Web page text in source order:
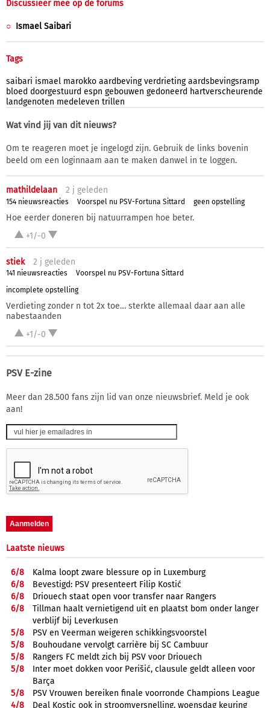
Discussieer mee op de forums
Ismael Saibari
Tags
saibari ismael marokko aardbeving verdrieting aardsbevingsramp
bloed doorgestuurd espn gebouwen gedoneerd hartverscheurende
landgenoten medeleven trillen
Wat vind jij van dit nieuws?
Om te reageren moet je ingelogd zijn. Gebruik de links bovenin
beeld om een loginnaam aan te maken danwel in te loggen.
mathildelaan 2 j geleden
154 nieuwsreacties Voorspel nu PSV-Fortuna Sittard geen opstelling
Hoe eerder doneren bij natuurrampen hoe beter.
+1/-0
stiek 2 j geleden
141 nieuwsreacties
Voorspel nu PSV-Fortuna Sittard
incomplete opstelling
Verdieting zonder n tot 2x toe… sterkte allemaal daar aan alle
nabestaanden
+1/-0
PSV E-zine
Meer dan 28.500 fans zijn lid van onze nieuwsbrief. Meld je ook
aan!
Laatste nieuws
6/8
Kalma loopt zware blessure op in Luxemburg
6/8
Bevestigd: PSV presenteert Filip Kostić
6/8
Driouech staat open voor transfer naar Rangers
6/8
Tillman haalt vernietigend uit en plaatst bom onder langer
verblijf bij Leverkusen
5/8
PSV en Veerman weigeren schikkingsvoorstel
5/8
Bouhoudane vervolgt carrière bij SC Cambuur
5/8
Rangers FC meldt zich bij PSV voor Driouech
5/8
Inter moet dokken voor Perišić, clausule geldt alleen voor
Barça
5/8
PSV Vrouwen bereiken finale voorronde Champions League
4/8
Deal Kostic ook in stroomversnelling, woensdag keuring